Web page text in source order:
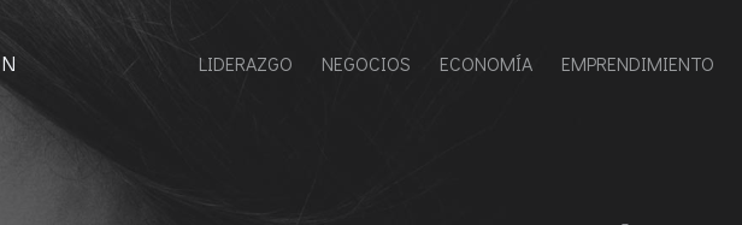
LIDERAZGO NEGOCIOS ECONOMÍA EMPRENDIMIENTO